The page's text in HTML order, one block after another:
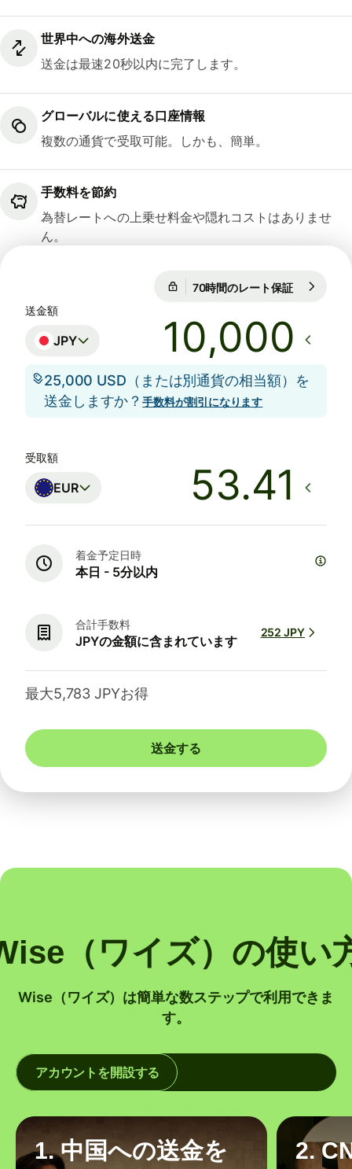
世界中への海外送金
送金は最速20秒以内に完了します。
グローバルに使える口座情報
複数の通貨で受取可能。しかも、簡単。
手数料を節約
為替レートへの上乗せ料金や隠れコストはありませ
ん。
70時間のレート保証
送金額
JPY
25,000 USD（または別通貨の相当額）を
送金しますか？手数料が割引になります
受取額
EUR
着金予定日時
本日 - 5分以内
合計手数料
JPYの金額に含まれています
252 JPY
最大5,783 JPYお得
送金する
（ワイズ）の使い
Wise（ワイズ）は簡単な数ステップで利用できま
す。
アカウントを開設する
1. 中国への送金を
2.